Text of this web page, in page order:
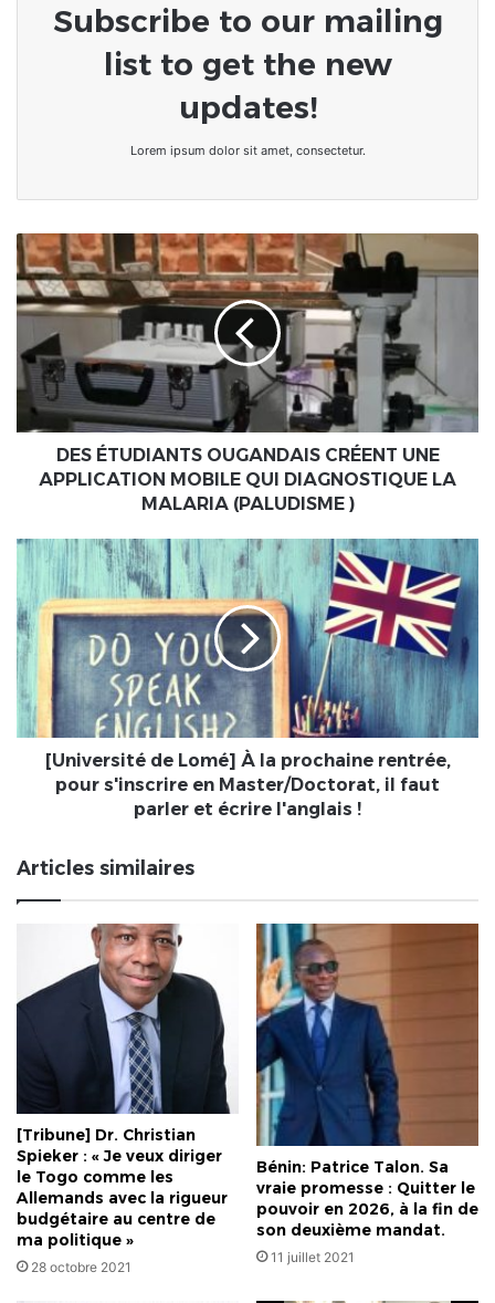
Subscribe to our mailing
list to get the new
updates!
Lorem ipsum dolor sit amet, consectetur.
DES
ÉTUDIANTS
OUGANDAIS
CRÉENT
APPLICATION
MOBILE
QUI
DIAGNOSTIQUE
MALARIA
DES ÉTUDIANTS OUGANDAIS CRÉENT UNE
APPLICATION MOBILE QUI DIAGNOSTIQUE LA
MALARIA (PALUDISME )
[Université
Lomé]
À
la
pour
s'inscrire
Master/Doctorat,
et
écrire
[Université de Lomé] À la prochaine rentrée,
pour s'inscrire en Master/Doctorat, il faut
parler et écrire l'anglais !
Articles similaires
[Tribune] Dr. Christian
Spieker : « Je veux diriger
le Togo comme les
Allemands avec la rigueur
budgétaire au centre de
ma politique »
28 octobre 2021
Bénin: Patrice Talon. Sa
vraie promesse : Quitter le
pouvoir en 2026, à la fin de
son deuxième mandat.
11 juillet 2021